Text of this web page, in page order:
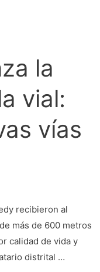
la
vial:
vías
recibieron al
más de 600 metros
calidad de vida y
distrital …